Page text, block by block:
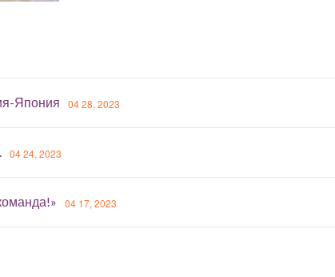
Япония 04 28, 2023
04 24, 2023
04 17, 2023